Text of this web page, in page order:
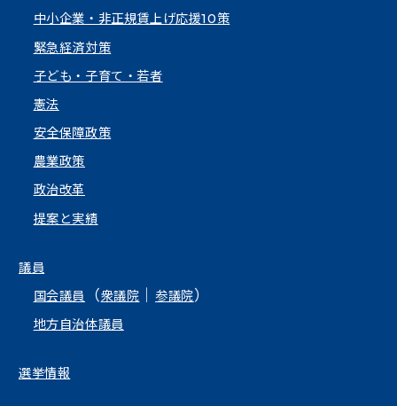
中小企業・非正規賃上げ応援10策
緊急経済対策
子ども・子育て・若者
憲法
安全保障政策
農業政策
政治改革
提案と実績
議員
国会議員
（衆議院 ｜参議院）
地方自治体議員
選挙情報